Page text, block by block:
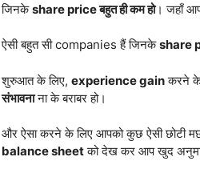
जिनकेshare price बहुत ही कम हो। जहाँ
ऐसी बहुत सी companies हैं जिनकेshare
शुरुआत के लिए, experience gainकरने
संभावनाना के बराबर हो।
और ऐसा करने के लिए आपको कुछ ऐसी छोटी
balance sheetको देख कर आप खुद